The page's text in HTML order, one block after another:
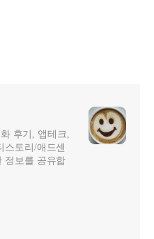
후기, 앱테크,
스토리/애드센
정보를 공유합